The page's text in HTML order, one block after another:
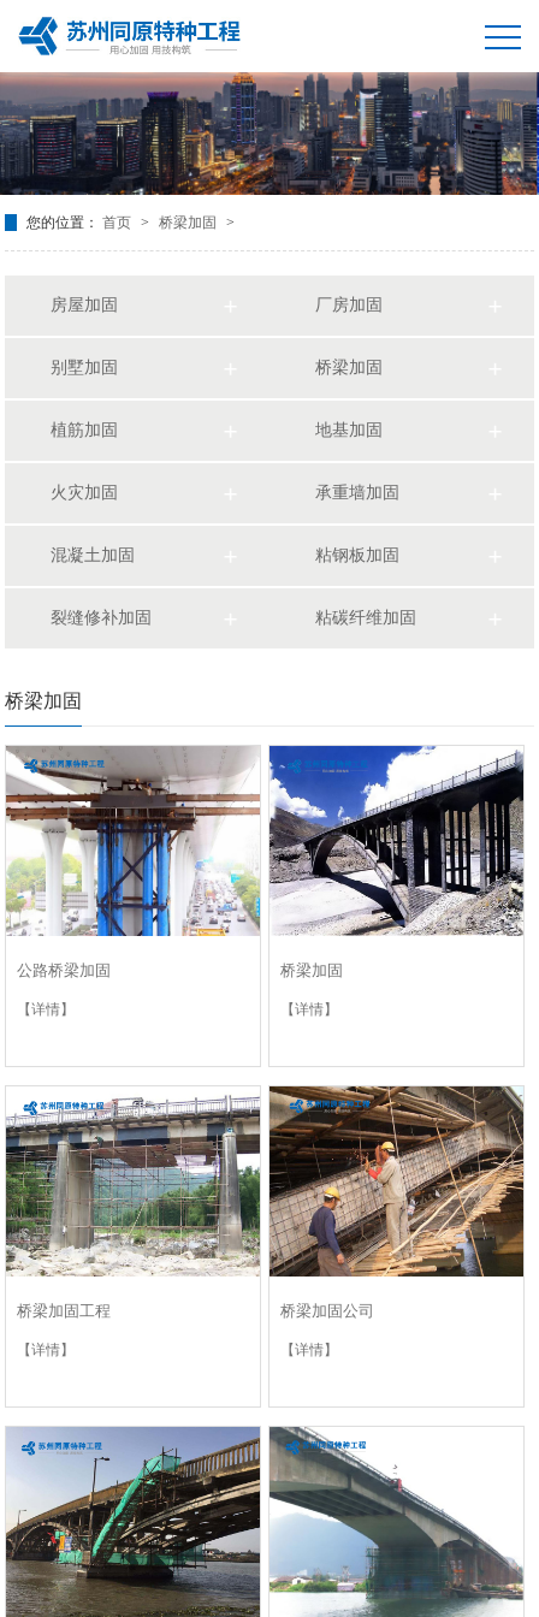
您的位置：首页 > 桥梁加固 >
房屋加固 厂房加固
别墅加固 桥梁加固
植筋加固 地基加固
火灾加固 承重墙加固
混凝土加固 粘钢板加固
裂缝修补加固 粘碳纤维加固
桥梁加固
公路桥梁加固
【详情】
桥梁加固
【详情】
桥梁加固工程
【详情】
桥梁加固公司
【详情】